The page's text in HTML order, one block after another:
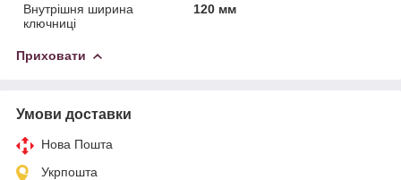
Внутрішня ширина
ключниці
120 мм
Приховати
Умови доставки
Нова Пошта
Укрпошта